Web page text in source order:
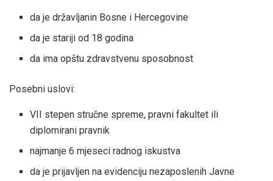
da je državljanin Bosne i Hercegovine
da je stariji od 18 godina
da ima opštu zdravstvenu sposobnost
Posebni uslovi:
VII stepen stručne spreme, pravni fakultet ili
diplomirani pravnik
najmanje 6 mjeseci radnog iskustva
da je prijavljen na evidenciju nezaposlenih Javne